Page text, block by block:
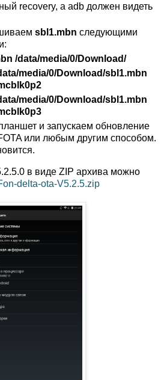
recovery, а adb должен видеть
sbl1.mbn следующими
/data/media/0/Download/
media/0/Download/sbl1.mbn
media/0/Download/sbl1.mbn
и запускаем обновление
или любым другим способом.
в виде ZIP архива можно
delta-ota-V5.2.5.zip